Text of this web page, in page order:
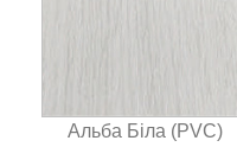
Альба Біла (PVC)